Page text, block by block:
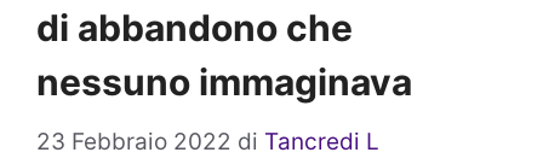
di abbandono che
nessuno immaginava
23 Febbraio 2022 di Tancredi L